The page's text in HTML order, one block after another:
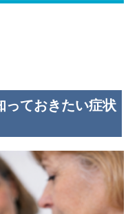
っておきたい症状